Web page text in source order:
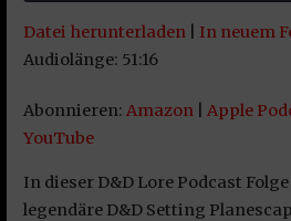
Amazon
YouTube
TEILEN
EMBED
Datei herunterladen| In neuem
Audiolänge: 51:16
Abonnieren: Amazon| Apple
YouTube
In dieser D&D Lore Podcast
legendäre D&D Setting